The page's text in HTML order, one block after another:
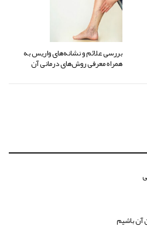
بررسی علائم و نشانه‌های واریس به
همراه معرفی روش‌های درمانی آن
آن باشیم